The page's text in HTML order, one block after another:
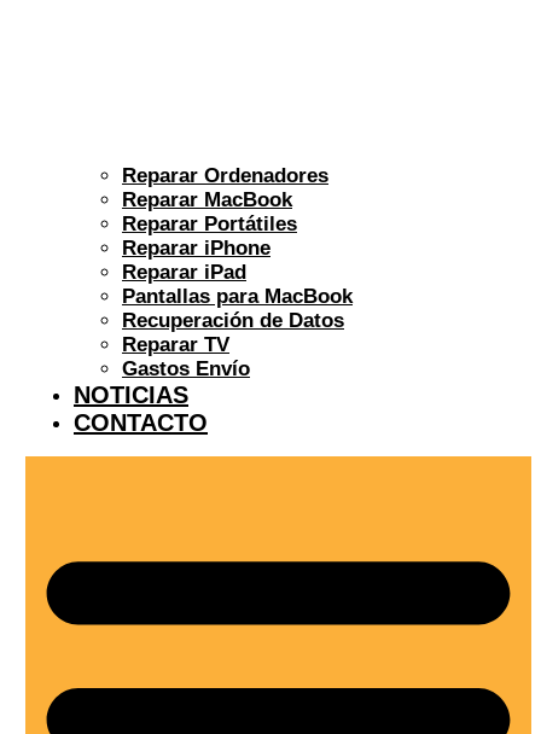
Reparar Ordenadores
Reparar MacBook
Reparar Portátiles
Reparar iPhone
Reparar iPad
Pantallas para MacBook
Recuperación de Datos
Reparar TV
Gastos Envío
NOTICIAS
CONTACTO